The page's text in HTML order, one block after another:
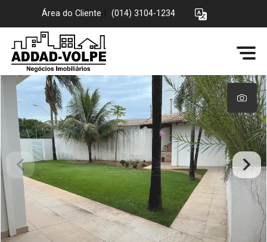
Área do Cliente (014) 3104-1234